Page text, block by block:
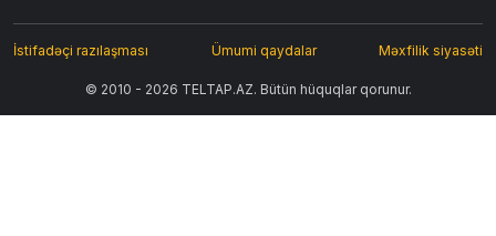
© 2010 - 2026 TELTAP.AZ. Bütün hüquqlar qorunur.
İstifadəçi razılaşması Ümumi qaydalar Məxfilik siyasəti